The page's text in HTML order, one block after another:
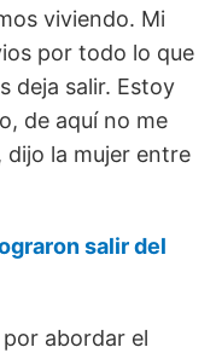
viviendo. Mi
por todo lo que
deja salir. Estoy
de aquí no me
dijo la mujer entre
salir del
abordar el